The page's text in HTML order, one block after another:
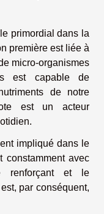
primordial dans la
première est liée à
micro-organismes
est capable de
de notre
est un acteur
impliqué dans le
constamment avec
renforçant et le
par conséquent,